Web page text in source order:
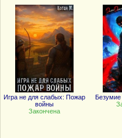
Игра не для слабых: Пожар
войны
Закончена
Безумие